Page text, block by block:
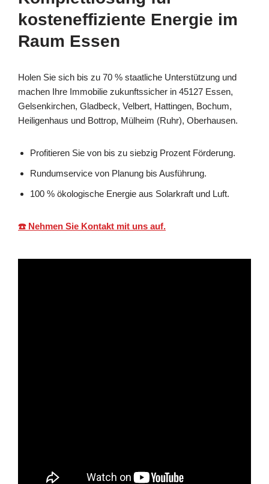
kosteneffiziente Energie im
Raum Essen
Holen Sie sich bis zu 70 % staatliche Unterstützung und
machen Ihre Immobilie zukunftssicher in 45127 Essen,
Gelsenkirchen, Gladbeck, Velbert, Hattingen, Bochum,
Heiligenhaus und Bottrop, Mülheim (Ruhr), Oberhausen.
Profitieren Sie von bis zu siebzig Prozent Förderung.
Rundumservice von Planung bis Ausführung.
100 % ökologische Energie aus Solarkraft und Luft.
☎️ Nehmen Sie Kontakt mit uns auf.